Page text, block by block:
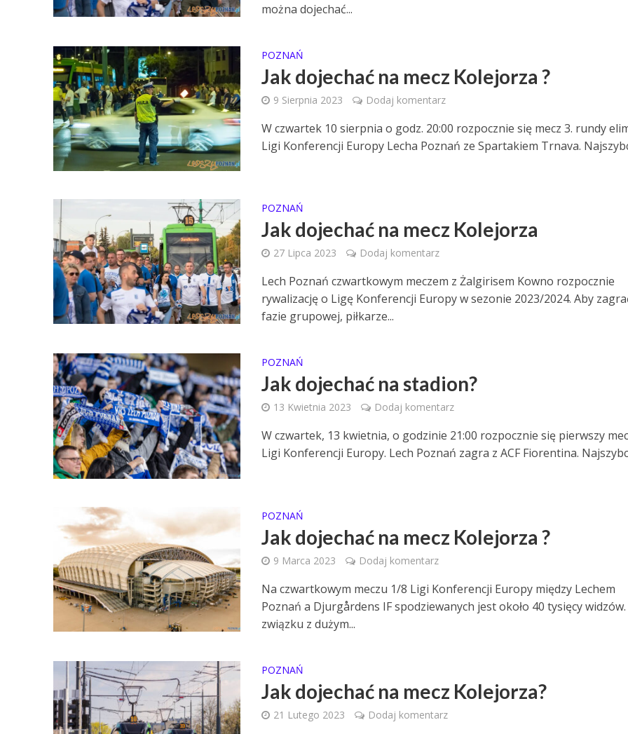
można dojechać...
POZNAŃ
Jak dojechać na mecz Kolejorza ?
9 Sierpnia 2023 Dodaj komentarz
W czwartek 10 sierpnia o godz. 20:00 rozpocznie się mecz 3. rundy
Ligi Konferencji Europy Lecha Poznań ze Spartakiem Trnava.
POZNAŃ
Jak dojechać na mecz Kolejorza
27 Lipca 2023 Dodaj komentarz
Lech Poznań czwartkowym meczem z Żalgirisem Kowno rozpocznie
rywalizację o Ligę Konferencji Europy w sezonie 2023/2024. Aby
fazie grupowej, piłkarze...
POZNAŃ
Jak dojechać na stadion?
13 Kwietnia 2023 Dodaj komentarz
W czwartek, 13 kwietnia, o godzinie 21:00 rozpocznie się pierwszy
Ligi Konferencji Europy. Lech Poznań zagra z ACF Fiorentina.
POZNAŃ
Jak dojechać na mecz Kolejorza ?
9 Marca 2023 Dodaj komentarz
Na czwartkowym meczu 1/8 Ligi Konferencji Europy między Lechem
Poznań a Djurgårdens IF spodziewanych jest około 40 tysięcy widzów.
związku z dużym...
POZNAŃ
Jak dojechać na mecz Kolejorza?
21 Lutego 2023 Dodaj komentarz